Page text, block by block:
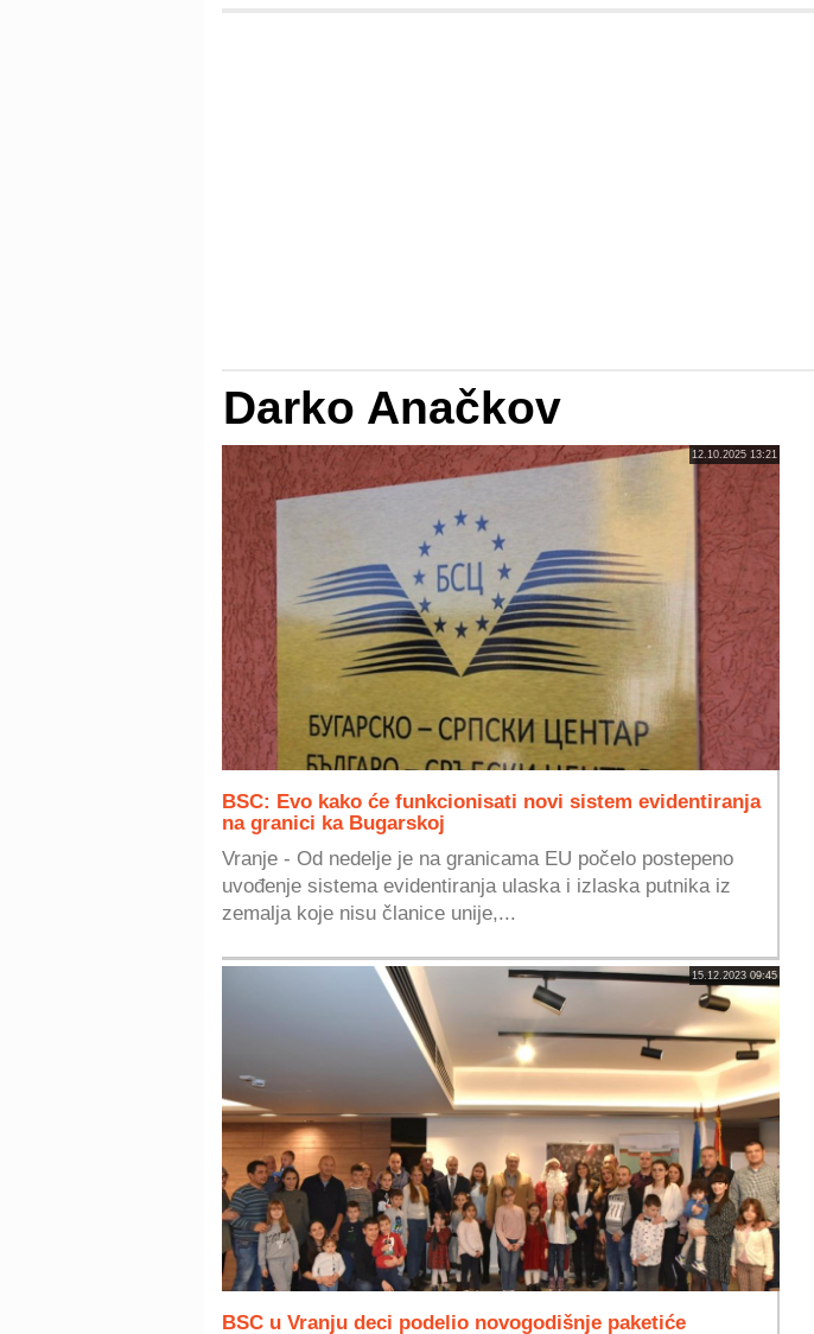
Darko Anačkov
12.10.2025 13:21
BSC: Evo kako će funkcionisati novi sistem evidentiranja
na granici ka Bugarskoj
Vranje - Od nedelje je na granicama EU počelo postepeno
uvođenje sistema evidentiranja ulaska i izlaska putnika iz
zemalja koje nisu članice unije,...
15.12.2023 09:45
BSC u Vranju deci podelio novogodišnje paketiće